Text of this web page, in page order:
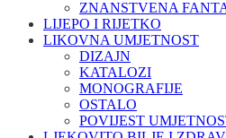
ZNANSTVENA
LIJEPO I RIJETKO
LIKOVNA UMJETNOST
DIZAJN
KATALOZI
MONOGRAFIJE
OSTALO
POVIJEST